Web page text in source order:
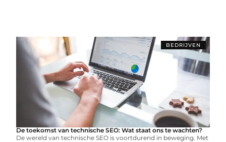
BEDRIJVEN
De toekomst van technische SEO: Wat staat ons te wachten?
De wereld van technische SEO is voortdurend in beweging. Met